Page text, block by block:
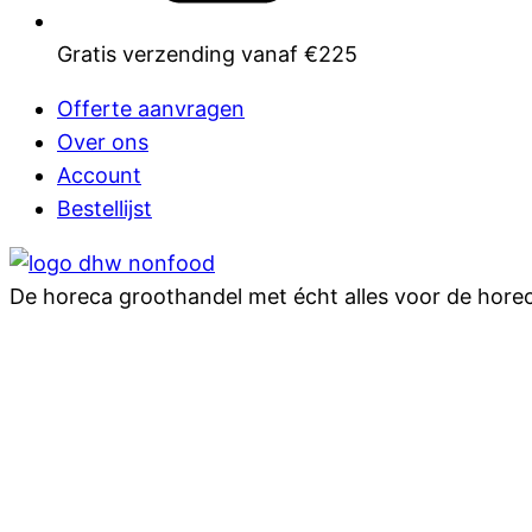
Gratis verzending vanaf €225
Offerte aanvragen
Over ons
Account
Bestellijst
De horeca groothandel met écht alles voor de